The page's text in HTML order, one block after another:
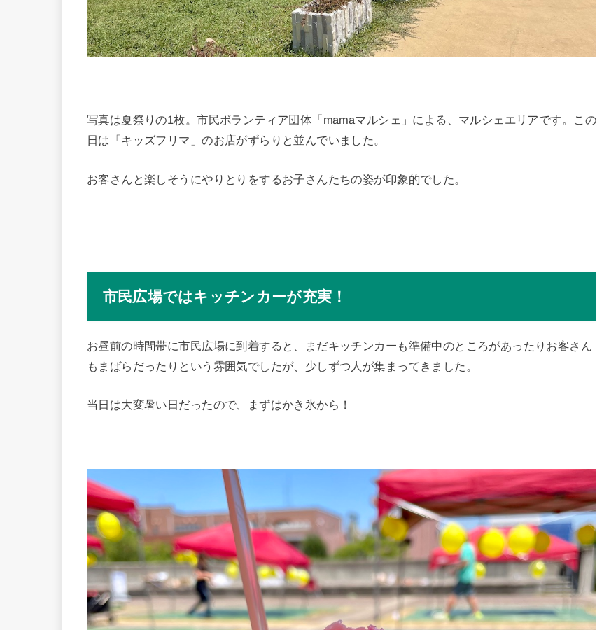
写真は夏祭りの1枚。市民ボランティア団体「mamaマルシェ」による、マルシェエリアです。この
日は「キッズフリマ」のお店がずらりと並んでいました。
お客さんと楽しそうにやりとりをするお子さんたちの姿が印象的でした。
市民広場ではキッチンカーが充実！
お昼前の時間帯に市民広場に到着すると、まだキッチンカーも準備中のところがあったりお客さん
もまばらだったりという雰囲気でしたが、少しずつ人が集まってきました。
当日は大変暑い日だったので、まずはかき氷から！